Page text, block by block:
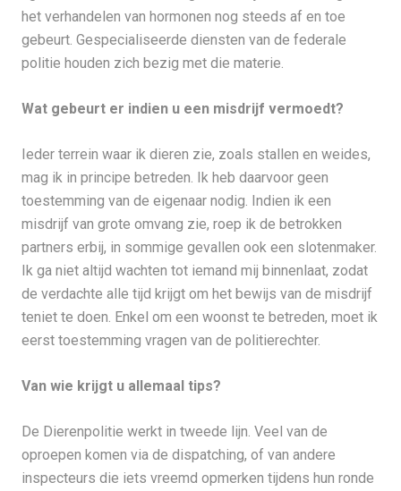
het verhandelen van hormonen nog steeds af en toe
gebeurt. Gespecialiseerde diensten van de federale
politie houden zich bezig met die materie.
Wat gebeurt er indien u een misdrijf vermoedt?
Ieder terrein waar ik dieren zie, zoals stallen en weides,
mag ik in principe betreden. Ik heb daarvoor geen
toestemming van de eigenaar nodig. Indien ik een
misdrijf van grote omvang zie, roep ik de betrokken
partners erbij, in sommige gevallen ook een slotenmaker.
Ik ga niet altijd wachten tot iemand mij binnenlaat, zodat
de verdachte alle tijd krijgt om het bewijs van de misdrijf
teniet te doen. Enkel om een woonst te betreden, moet ik
eerst toestemming vragen van de politierechter.
Van wie krijgt u allemaal tips?
De Dierenpolitie werkt in tweede lijn. Veel van de
oproepen komen via de dispatching, of van andere
inspecteurs die iets vreemd opmerken tijdens hun ronde